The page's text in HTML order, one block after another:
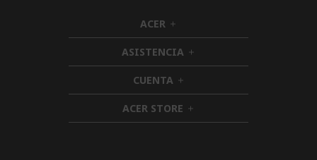
ACER h
i
d
d
e
n
ASISTENCIA h
i
d
e
n
CUENTA h
i
d
d
ACER STORE h
i